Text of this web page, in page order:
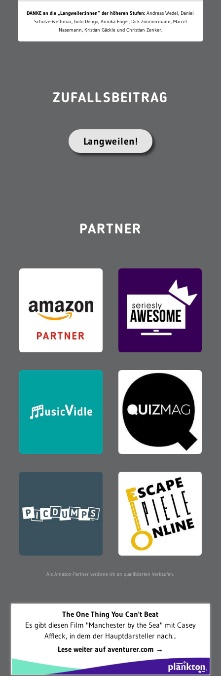
DANKE an die „Langweiler:innen“ der höheren Stufen: Andreas Wedel, Daniel
Schulze-Wethmar, Goto Dengo, Annika Engel, Dirk Zimmermann, Marcel
Nasemann, Kristian Gäckle und Christian Zenker.
ZUFALLSBEITRAG
Langweilen!
PARTNER
Als Amazon-Partner verdiene ich an qualifizierten Verkäufen.
The One Thing You Can't Beat
Es gibt diesen Film "Manchester by the Sea" mit Casey
Affleck, in dem der Hauptdarsteller nach...
Lese weiter auf aventurer.com →